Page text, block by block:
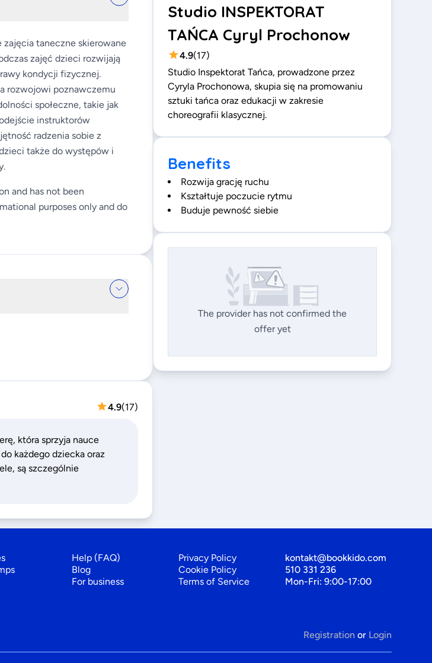
zajęcia taneczne skierowane
zajęć dzieci rozwijają
kondycji fizycznej.
rozwojowi poznawczemu
społeczne, takie jak
instruktorów
radzenia sobie z
także do występów i
and has not been
purposes only and do
4.9(17)
która sprzyja nauce
każdego dziecka oraz
są szczególnie
Studio INSPEKTORAT
TAŃCA Cyryl Prochonow
4.9(17)
Studio Inspektorat Tańca, prowadzone przez
Cyryla Prochonowa, skupia się na promowaniu
sztuki tańca oraz edukacji w zakresie
choreografii klasycznej.
Benefits
Rozwija grację ruchu
Kształtuje poczucie rytmu
Buduje pewność siebie
The provider has not confirmed the
offer yet
Help (FAQ)
Blog
For business
Privacy Policy
Cookie Policy
Terms of Service
kontakt@bookkido.com
510 331 236
Mon-Fri: 9:00-17:00
Registration or Login